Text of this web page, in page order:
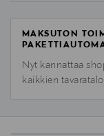
MAKSUTON
Nyt kannattaa
kaikkien